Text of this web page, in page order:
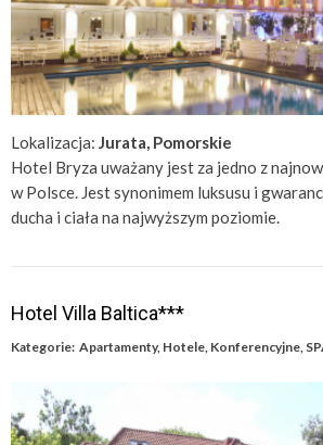
Lokalizacja: Jurata, Pomorskie
Hotel Bryza uważany jest za jedno z
w Polsce. Jest synonimem luksusu i
ducha i ciała na najwyższym poziomie.
Hotel Villa Baltica***
Kategorie: Apartamenty, Hotele, Konferencyjne,